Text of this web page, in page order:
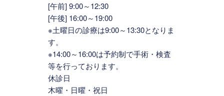
[午前] 9:00～12:30
[午後] 16:00～19:00
※土曜日の診療は9:00～13:30となりま
す。
※14:00～16:00は予約制で手術・検査
等を行っております。
休診日
木曜・日曜・祝日